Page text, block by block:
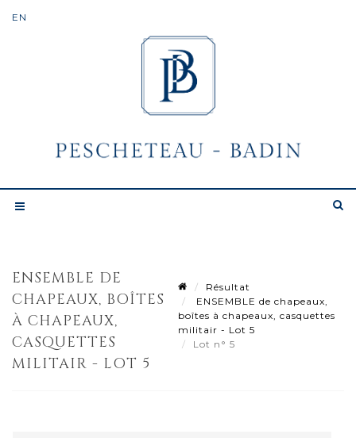
ENSEMBLE DE
CHAPEAUX, BOÎTES
À CHAPEAUX,
CASQUETTES
MILITAIR - LOT 5
Résultat
ENSEMBLE de chapeaux,
boîtes à chapeaux, casquettes
militair - Lot 5
Lot n° 5